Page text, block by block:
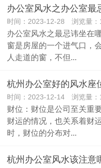
办公室风水之办公室最
时间：2023-12-28 浏览量：
办公室风水之最忌讳坐在
窗是房屋的一个进气口，
人走道的窗，不但...
杭州办公室好的风水座
时间：2023-12-14 浏览量：
财位：财位是公司至关重
财运的情况，也关系着财
时，财位的分布对...
杭州办公室风水该注意